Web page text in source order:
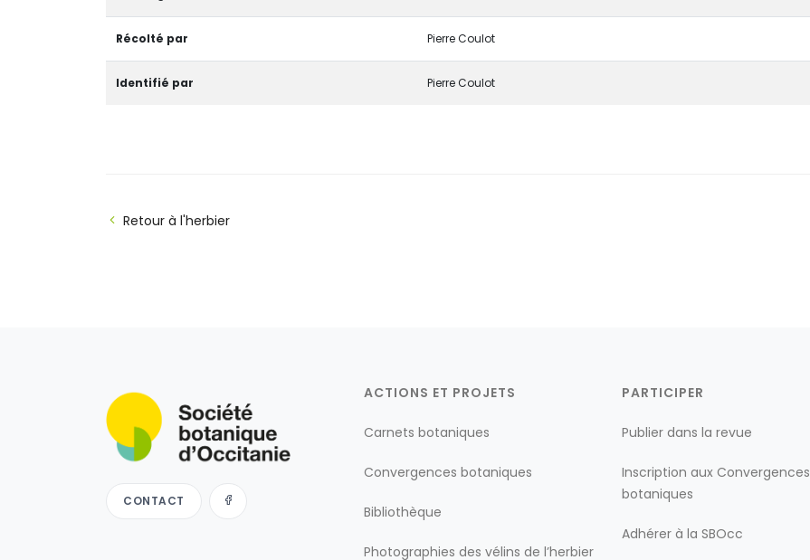
Récolté par Pierre Coulot
Identifié par Pierre Coulot
Retour à l'herbier
CONTACT
ACTIONS ET PROJETS
Carnets botaniques
Convergences botaniques
Bibliothèque
Photographies des vélins de l’herbier
PARTICIPER
Publier dans la revue
Inscription aux Convergences
botaniques
Adhérer à la SBOcc